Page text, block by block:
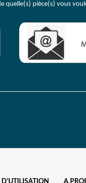
pièce(s) vous